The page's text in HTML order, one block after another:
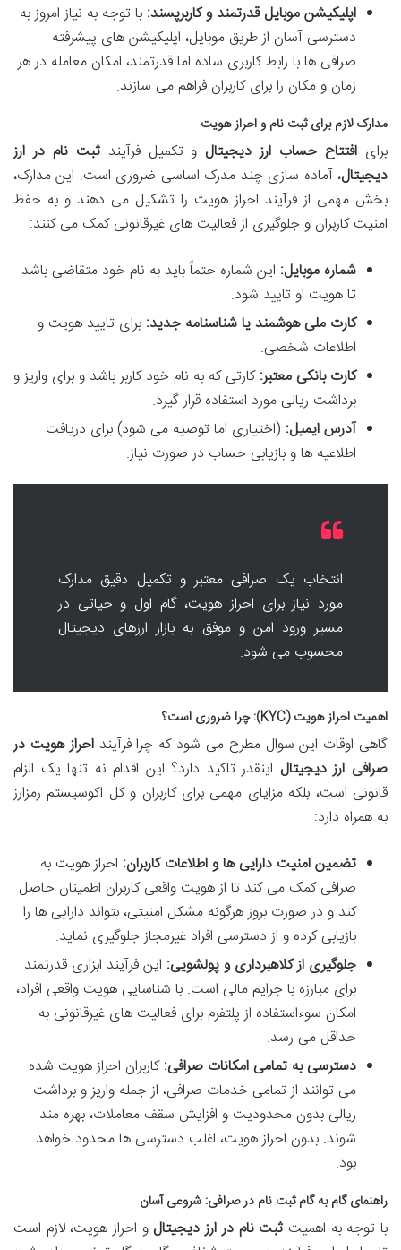
اپلیکیشن موبایل قدرتمند و کاربرپسند: با توجه به نیاز امروز به
دسترسی آسان از طریق موبایل، اپلیکیشن های پیشرفته
صرافی ها با رابط کاربری ساده اما قدرتمند، امکان معامله در هر
زمان و مکان را برای کاربران فراهم می سازند.
مدارک لازم برای ثبت نام و احراز هویت
برای افتتاح حساب ارز دیجیتال و تکمیل فرآیندثبت نام در ارز
دیجیتال، آماده سازی چند مدرک اساسی ضروری است. این مدارک،
بخش مهمی از فرآیند احراز هویت را تشکیل می دهند و به حفظ
امنیت کاربران و جلوگیری از فعالیت های غیرقانونی کمک می کنند:
شماره موبایل: این شماره حتماً باید به نام خود متقاضی باشد
تا هویت او تایید شود.
کارت ملی هوشمند یا شناسنامه جدید: برای تایید هویت و
اطلاعات شخصی.
کارت بانکی معتبر:کارتی که به نام خود کاربر باشد و برای واریز و
برداشت ریالی مورد استفاده قرار گیرد.
آدرس ایمیل: (اختیاری اما توصیه می شود) برای دریافت
اطلاعیه ها و بازیابی حساب در صورت نیاز.
انتخاب یک صرافی معتبر و تکمیل دقیق مدارک
مورد نیاز برای احراز هویت، گام اول و حیاتی در
مسیر ورود امن و موفق به بازار ارزهای دیجیتال
محسوب می شود.
اهمیت احراز هویت (KYC): چرا ضروری است؟
گاهی اوقات این سوال مطرح می شود که چرا فرآینداحراز هویت در
صرافی ارز دیجیتال اینقدر تاکید دارد؟ این اقدام نه تنها یک الزام
قانونی است، بلکه مزایای مهمی برای کاربران و کل اکوسیستم رمزارز
به همراه دارد:
تضمین امنیت دارایی ها و اطلاعات کاربران: احراز هویت به
صرافی کمک می کند تا از هویت واقعی کاربران اطمینان حاصل
کند و در صورت بروز هرگونه مشکل امنیتی، بتواند دارایی ها را
بازیابی کرده و از دسترسی افراد غیرمجاز جلوگیری نماید.
جلوگیری از کلاهبرداری و پولشویی: این فرآیند ابزاری قدرتمند
برای مبارزه با جرایم مالی است. با شناسایی هویت واقعی افراد،
امکان سوءاستفاده از پلتفرم برای فعالیت های غیرقانونی به
حداقل می رسد.
دسترسی به تمامی امکانات صرافی:کاربران احراز هویت شده
می توانند از تمامی خدمات صرافی، از جمله واریز و برداشت
ریالی بدون محدودیت و افزایش سقف معاملات، بهره مند
شوند. بدون احراز هویت، اغلب دسترسی ها محدود خواهد
بود.
راهنمای گام به گام ثبت نام در صرافی: شروعی آسان
با توجه به اهمیت ثبت نام در ارز دیجیتال و احراز هویت، لازم است